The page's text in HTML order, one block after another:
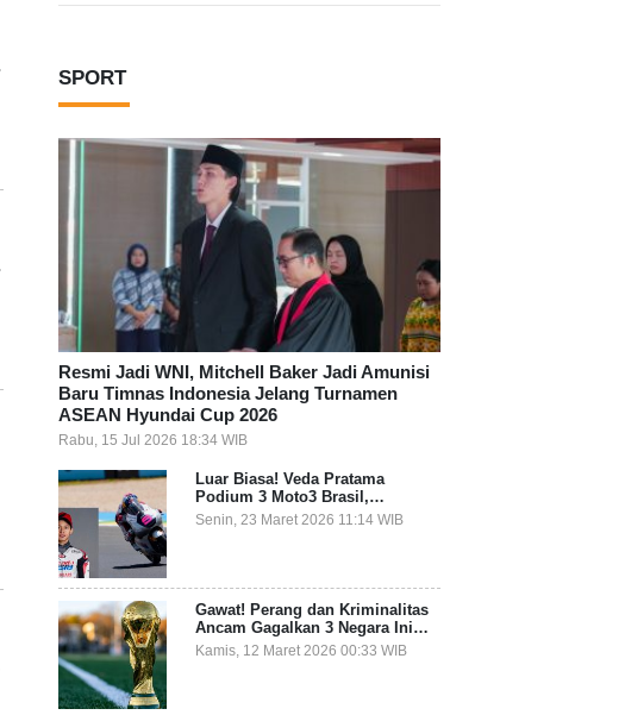
SPORT
Resmi Jadi WNI, Mitchell Baker Jadi Amunisi
Baru Timnas Indonesia Jelang Turnamen
ASEAN Hyundai Cup 2026
Rabu, 15 Jul 2026 18:34 WIB
Luar Biasa! Veda Pratama
Podium 3 Moto3 Brasil,
Pembalap Indonesia Pertama
Juara Grand Prix
Senin, 23 Maret 2026 11:14 WIB
Gawat! Perang dan Kriminalitas
Ancam Gagalkan 3 Negara Ini
Ikut Piala Dunia 2026
Kamis, 12 Maret 2026 00:33 WIB